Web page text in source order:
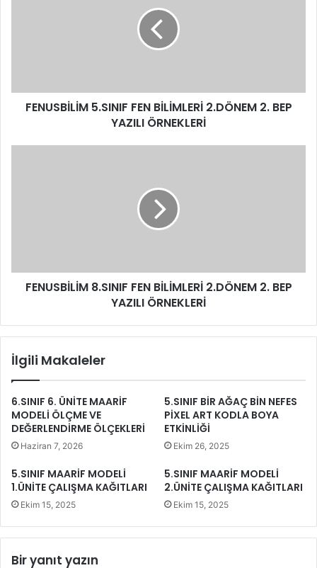
FENUSBİLİM 5.SINIF FEN BİLİMLERİ 2.DÖNEM 2. BEP
YAZILI ÖRNEKLERİ
FENUSBİLİM 8.SINIF FEN BİLİMLERİ 2.DÖNEM 2. BEP
YAZILI ÖRNEKLERİ
İlgili Makaleler
6.SINIF 6. ÜNİTE MAARİF
MODELİ ÖLÇME VE
DEĞERLENDİRME ÖLÇEKLERİ
Haziran 7, 2026
5.SINIF BİR AĞAÇ BİN NEFES
PİXEL ART KODLA BOYA
ETKİNLİĞİ
Ekim 26, 2025
5.SINIF MAARİF MODELİ
1.ÜNİTE ÇALIŞMA KAĞITLARI
Ekim 15, 2025
5.SINIF MAARİF MODELİ
2.ÜNİTE ÇALIŞMA KAĞITLARI
Ekim 15, 2025
Bir yanıt yazın